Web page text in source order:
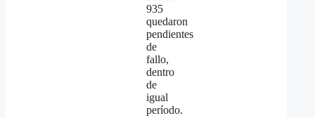
935
quedaron
pendientes
de
fallo,
dentro
de
igual
período.